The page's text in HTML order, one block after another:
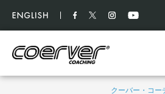
クーバー・コー